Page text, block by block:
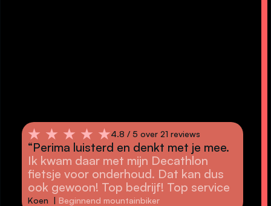
4.8 / 5 over 21 reviews
“Perima luisterd en denkt met je mee.
Ik kwam daar met mijn Decathlon
fietsje voor onderhoud. Dat kan dus
ook gewoon! Top bedrijf! Top service
Koen | Beginnend mountainbiker